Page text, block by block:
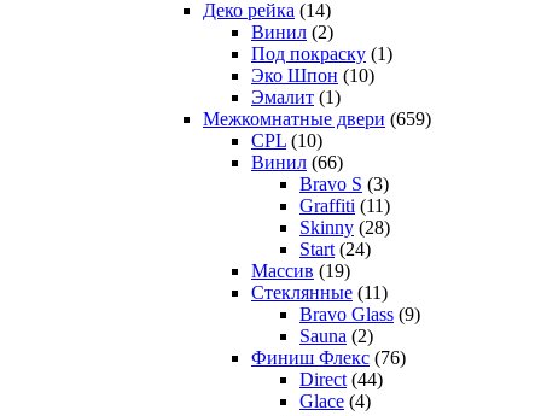
Деко рейка (14)
Винил (2)
Под покраску (1)
Эко Шпон (10)
Эмалит (1)
Межкомнатные двери (659)
CPL (10)
Винил (66)
Bravo S (3)
Graffiti (11)
Skinny (28)
Start (24)
Массив (19)
Стеклянные (11)
Bravo Glass (9)
Sauna (2)
Финиш Флекс (76)
Direct (44)
Glace (4)